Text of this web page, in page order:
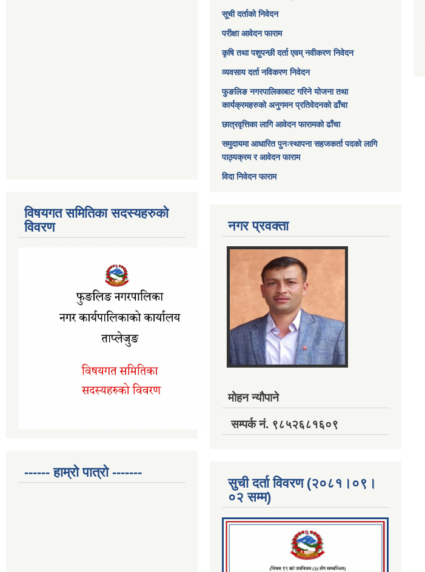
विषयगत समितिका सदस्यहरुको
विवरण
------ हाम्रो पात्रो -------
सूची दर्ताको निवेदन
परीक्षा आवेदन फाराम
कृषि तथा पशुपन्छी दर्ता एवम् नवीकरण निवेदन
व्यवसाय दर्ता नविकरण निवेदन
फुङलिङ नगरपालिकाबाट गरिने योजना तथा
कार्यक्रमहरुको अनुगमन प्रतिवेदनको ढाँचा
छात्रवृत्तिका लागि आवेदन फारामको ढाँचा
समुदायमा आधारित पुनःस्थापना सहजकर्ता पदको लागि
पाठ्यक्रम र आवेदन फाराम
विदा निवेदन फाराम
नगर प्रवक्ता
मोहन न्यौपाने
सम्पर्क नं. ९८५२६८१६०९
सुची दर्ता विवरण (२०८१।०९।
०२ सम्म)